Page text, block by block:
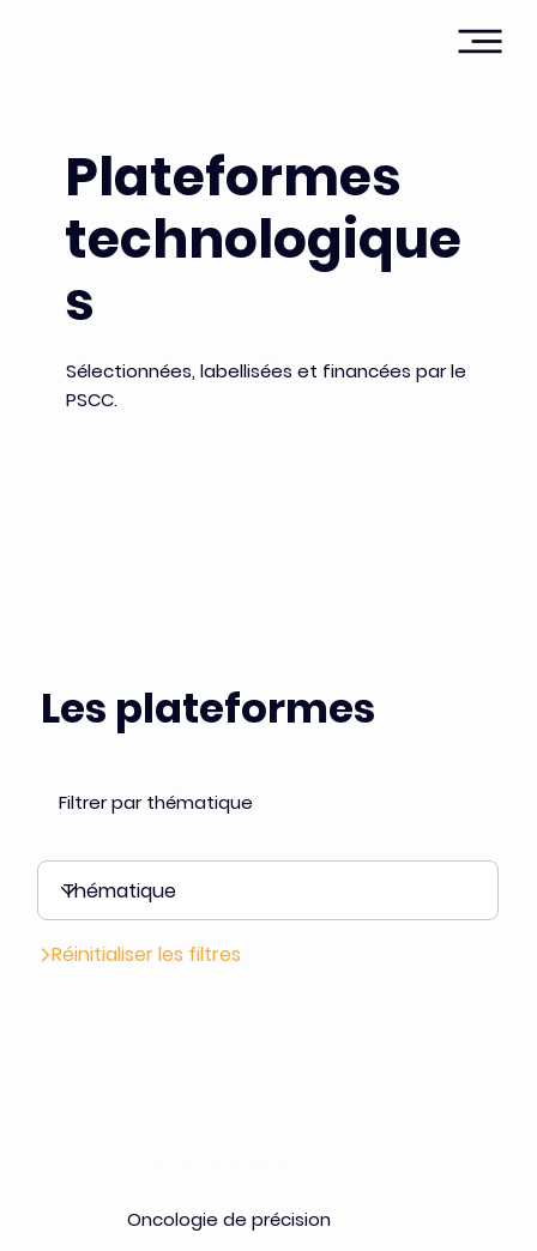
Plateformes
technologique
s
Sélectionnées, labellisées et financées par le
PSCC.
Filtrer par thématique
Oncologie de précision
Réinitialiser les filtres
Les plateformes